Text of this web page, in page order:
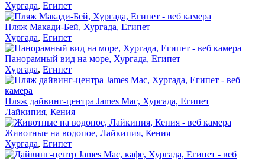
Хургада, Египет
Пляж Макади-Бей, Хургада, Египет
Хургада, Египет
Панорамный вид на море, Хургада, Египет
Хургада, Египет
Пляж дайвинг-центра James Mac, Хургада, Египет
Лайкипия, Кения
Животные на водопое, Лайкипия, Кения
Хургада, Египет